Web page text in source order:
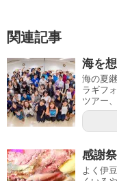
関連記事
海を
海の夏
ラギフ
ツアー
感謝
よく伊